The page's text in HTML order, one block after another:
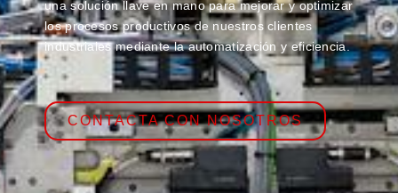
una solución llave en mano para mejorar y optimizar
los procesos productivos de nuestros clientes
industriales mediante la automatización y eficiencia.
CONTACTA CON NOSOTROS